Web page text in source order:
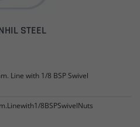
STEEL
Line with 1/8 BSP Swivel
8BSPSwivelNuts